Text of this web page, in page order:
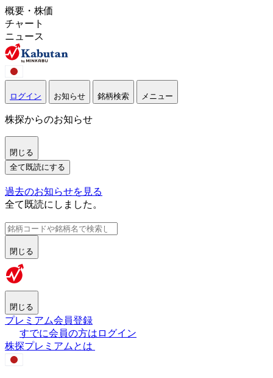
概要・株価
チャート
ニュース
ログイン お知らせ 銘柄検索 メニュー
株探からのお知らせ
閉じる
全て既読にする
過去のお知らせを見る
全て既読にしました。
閉じる
閉じる
プレミアム会員登録
すでに会員の方はログイン
株探プレミアムとは